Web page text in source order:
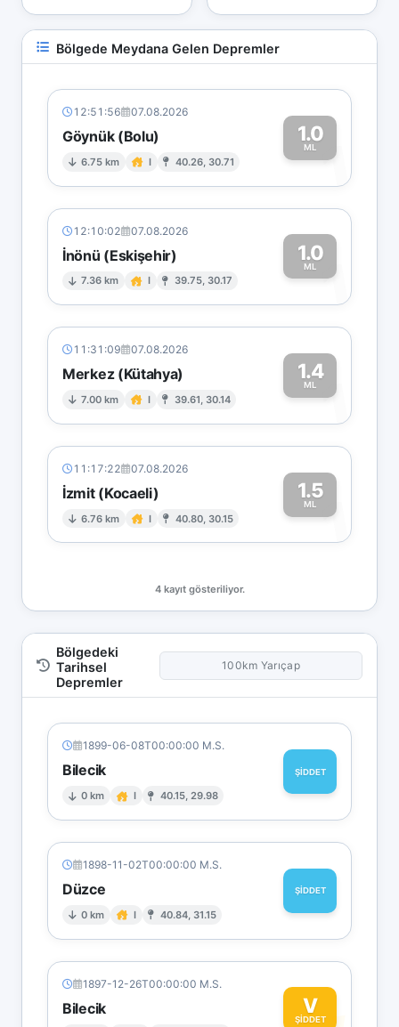
Bölgede Meydana Gelen Depremler
12:51:56 07.08.2026
Göynük (Bolu)
6.75 km I 40.26, 30.71
1.0
ML1
12:10:02 07.08.2026
İnönü (Eskişehir)
7.36 km I 39.75, 30.17
1.0
ML 1
11:31:09 07.08.2026
Merkez (Kütahya)
7.00 km I 39.61, 30.14
1.4
ML1
11:17:22 07.08.2026
İzmit (Kocaeli)
6.76 km I 40.80, 30.15
1.5
ML 1
4 kayıt gösteriliyor.
Bölgedeki
Tarihsel
Depremler
100km Yarıçap
1899-06-08T00:00:00 M.S.
Bilecik
0 km I 40.15, 29.98
ŞİDDET
1898-11-02T00:00:00 M.S.
Düzce
0 km I 40.84, 31.15
ŞİDDET
1897-12-26T00:00:00 M.S.
Bilecik V
ŞİDDET